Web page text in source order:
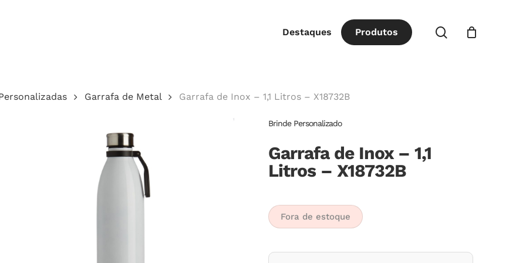
Destaques Produtos procurar
Garrafa de Metal Garrafa de Inox – 1,1 Litros – X18732B
Brinde Personalizado
Garrafa de Inox – 1,1
Litros – X18732B
Fora de estoque